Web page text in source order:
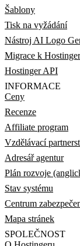
Šablony
Tisk na vyžádání
Nástroj AI Logo
Migrace k
Hostinger API
INFORMACE
Ceny
Recenze
Affiliate program
Vzdělávací
Adresář agentur
Plán rozvoje
Stav systému
Centrum
Mapa stránek
SPOLEČNOST